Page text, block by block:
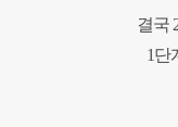
결국
1단